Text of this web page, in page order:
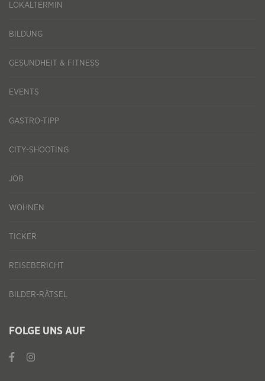
LOKALTERMIN
BILDUNG
GESUNDHEIT & FITNESS
EVENTS
GASTRO-TIPP
CITY-SHOOTING
JOB
WOHNEN
TICKER
REISEBERICHT
BILDER-RÄTSEL
FOLGE UNS AUF